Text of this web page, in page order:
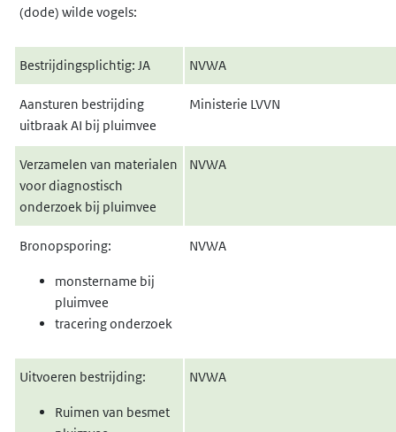
(dode) wilde vogels:
Bestrijdingsplichtig: JA NVWA
Aansturen bestrijding
uitbraak AI bij pluimvee
Ministerie LVVN
Verzamelen van materialen
voor diagnostisch
onderzoek bij pluimvee
NVWA
Bronopsporing:
monstername bij
pluimvee
tracering onderzoek
NVWA
Uitvoeren bestrijding:
Ruimen van besmet
NVWA